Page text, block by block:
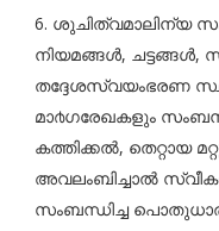
6. ശുചിത്വമാലിന്യ
നിയമങ്ങൾ, ചട്ടങ്ങൾ,
തദ്ദേശസ്വയംഭരണ
മാ൪ഗരേഖകളും
കത്തിക്കൽ, തെറ്റായ
അവലംബിച്ചാൽ
സംബന്ധിച്ച